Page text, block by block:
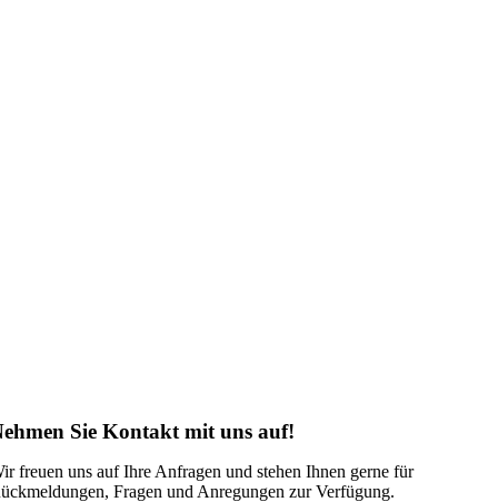
Sie Kontakt mit uns auf!
freuen uns auf Ihre Anfragen und stehen Ihnen gerne für
Fragen und Anregungen zur Verfügung.